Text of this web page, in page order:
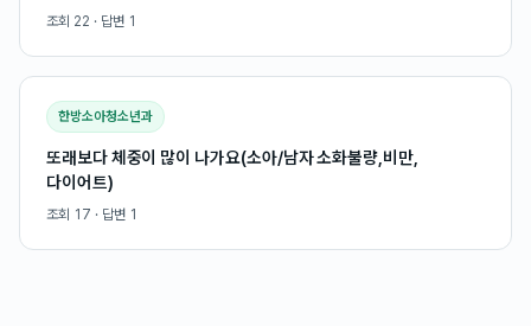
조회 22 · 답변 1
한방소아청소년과
또래보다 체중이 많이 나가요(소아/남자 소화불량,비만,
다이어트)
조회 17 · 답변 1